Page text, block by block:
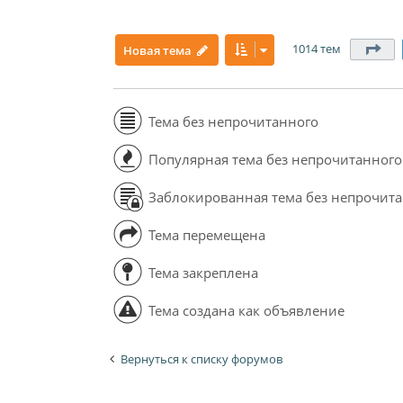
Новая тема 1014 тем
Тема без непрочитанного
Популярная тема без непрочитанного
Заблокированная тема без
Тема перемещена
Тема закреплена
Тема создана как объявление
Вернуться к списку форумов